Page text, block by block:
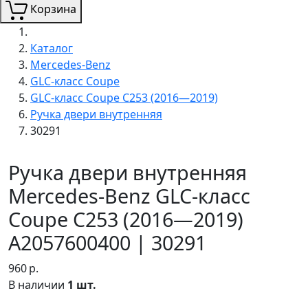
Корзина
Каталог
Mercedes-Benz
GLC-класс Coupe
GLC-класс Coupe C253 (2016—2019)
Ручка двери внутренняя
30291
Ручка двери внутренняя
Mercedes-Benz GLC-класс
Coupe C253 (2016—2019)
A2057600400 | 30291
960р.
В наличии 1 шт.